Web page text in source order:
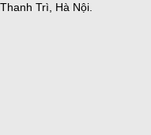
Trì, Hà Nội.